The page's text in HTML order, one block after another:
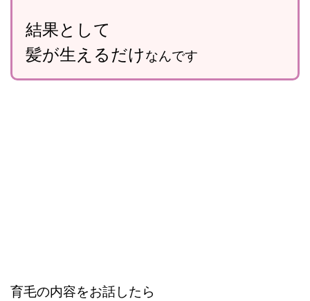
結果として
髪が生えるだけなんです
育毛の内容をお話したら